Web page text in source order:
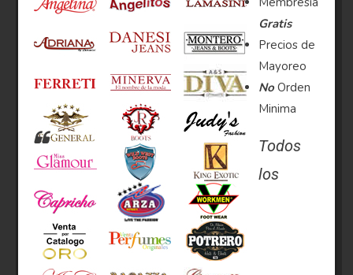
Gratis
Precios de
Mayoreo
No Orden
Minima
Todos
los